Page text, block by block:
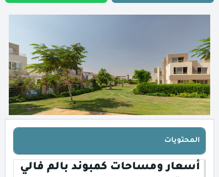
المحتويات
أسعار ومساحات كمبوند بالم فالي